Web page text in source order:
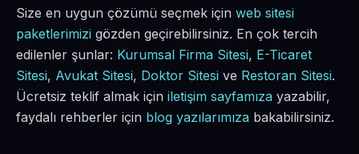
Size en uygun çözümü seçmek için web sitesi
paketlerimizi gözden geçirebilirsiniz. En çok tercih
edilenler şunlar: Kurumsal Firma Sitesi, E-Ticaret
Sitesi, Avukat Sitesi, Doktor Sitesi ve Restoran Sitesi.
Ücretsiz teklif almak için iletişim sayfamıza yazabilir,
faydalı rehberler için blog yazılarımıza bakabilirsiniz.